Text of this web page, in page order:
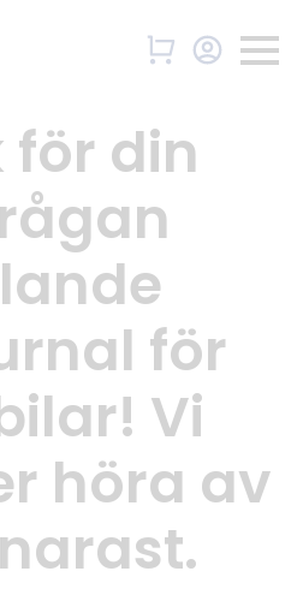
för din
för
Vi
höra av